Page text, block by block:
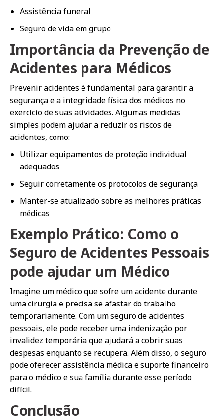
Assistência funeral
Seguro de vida em grupo
Importância da Prevenção de
Acidentes para Médicos
Prevenir acidentes é fundamental para garantir a
segurança e a integridade física dos médicos no
exercício de suas atividades. Algumas medidas
simples podem ajudar a reduzir os riscos de
acidentes, como:
Utilizar equipamentos de proteção individual
adequados
Seguir corretamente os protocolos de segurança
Manter-se atualizado sobre as melhores práticas
médicas
Exemplo Prático: Como o
Seguro de Acidentes Pessoais
pode ajudar um Médico
Imagine um médico que sofre um acidente durante
uma cirurgia e precisa se afastar do trabalho
temporariamente. Com um seguro de acidentes
pessoais, ele pode receber uma indenização por
invalidez temporária que ajudará a cobrir suas
despesas enquanto se recupera. Além disso, o seguro
pode oferecer assistência médica e suporte financeiro
para o médico e sua família durante esse período
difícil.
Conclusão